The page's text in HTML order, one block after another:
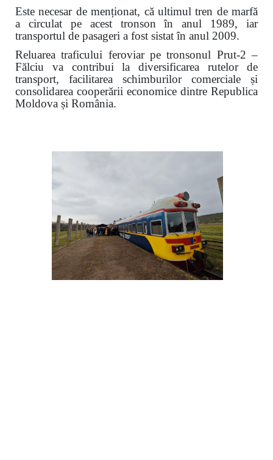
Este necesar de menționat, că ultimul tren de marfă
a circulat pe acest tronson în anul 1989, iar
transportul de pasageri a fost sistat în anul 2009.
Reluarea traficului feroviar pe tronsonul Prut-2 –
Fălciu va contribui la diversificarea rutelor de
transport, facilitarea schimburilor comerciale și
consolidarea cooperării economice dintre Republica
Moldova și România.